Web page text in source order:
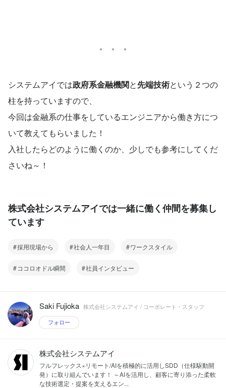
システムアイでは政府系金融機関と先端技術という２つの
柱を持っていますので、
今回は金融系の仕事をしているエンジニアから働き方につ
いて教えてもらいました！
入社したらどのように働くのか、少しでも参考にしてくだ
さいね～！
株式会社システムアイでは一緒に働く仲間を募集し
ています
採用現場から 社会人一年目 ワークスタイル
ココロオドル瞬間 社員インタビュー
Saki Fujioka 株式会社システムアイ / コーポレート・スタッフ
フォロー
株式会社システムアイ
フルフレックス×リモート/AIを積極的に活用しSDD（仕様駆動開
発）に取り組んでいます！ ～AIを活用し、顧客に寄り添った柔軟
な技術選定・提案を支えるエン...